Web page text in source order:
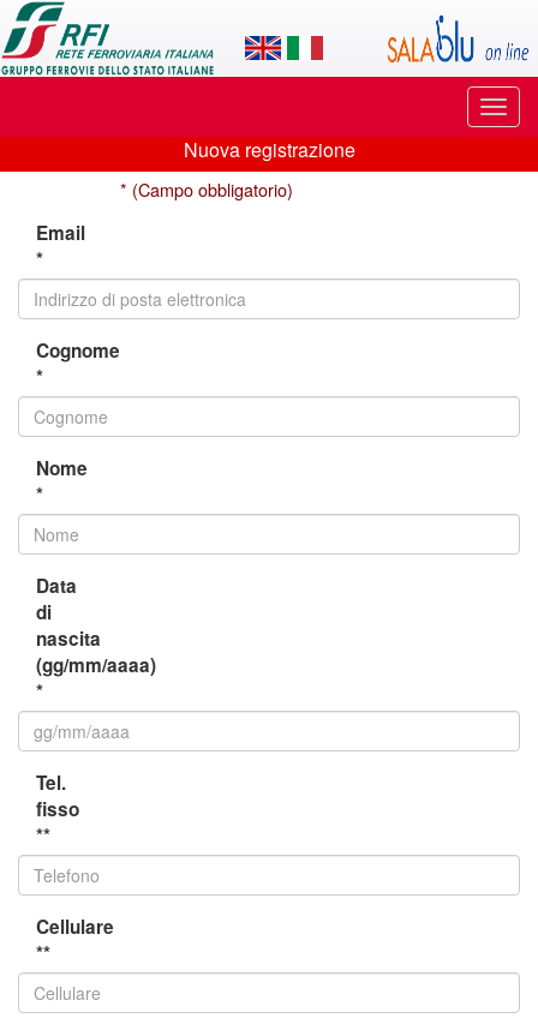
Applicazione
SalaBlu
Online
di
Ferroviaria
Italiana
di
Nuova
registrazione
Nuova registrazione
* (Campo obbligatorio)
Email
*
Cognome
*
Nome
*
Data
di
nascita
(gg/mm/aaaa)
*
Tel.
fisso
**
Cellulare
**